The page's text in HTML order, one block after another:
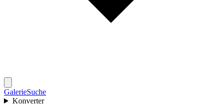
GalerieSuche
Konverter